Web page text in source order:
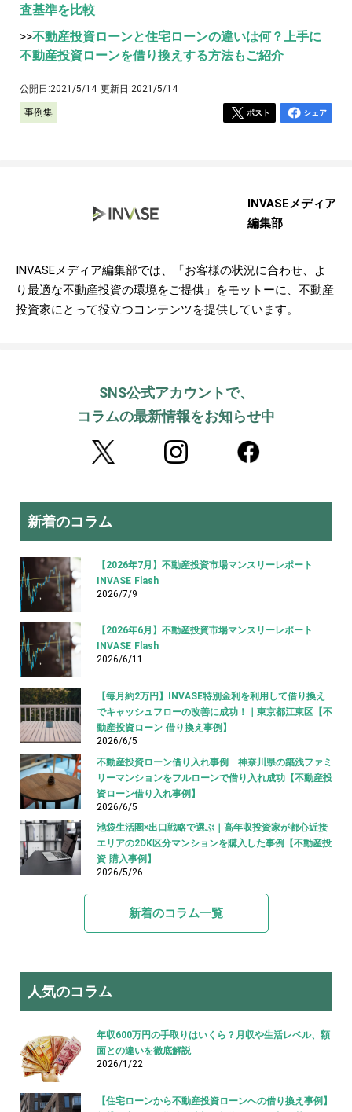
査基準を比較
>>不動産投資ローンと住宅ローンの違いは何？上手に
不動産投資ローンを借り換えする方法もご紹介
公開日:2021/5/14 更新日:2021/5/14
事例集 ポスト シェア
INVASEメディア
編集部
INVASEメディア編集部では、「お客様の状況に合わせ、よ
り最適な不動産投資の環境をご提供」をモットーに、不動産
投資家にとって役立つコンテンツを提供しています。
SNS公式アカウントで、
コラムの最新情報をお知らせ中
新着のコラム
【2026年7月】不動産投資市場マンスリーレポート
INVASE Flash
2026/7/9
【2026年6月】不動産投資市場マンスリーレポート
INVASE Flash
2026/6/11
【毎月約2万円】INVASE特別金利を利用して借り換え
でキャッシュフローの改善に成功！｜東京都江東区【不
動産投資ローン 借り換え事例】
2026/6/5
不動産投資ローン借り入れ事例 神奈川県の築浅ファミ
リーマンションをフルローンで借り入れ成功【不動産投
資ローン借り入れ事例】
2026/6/5
池袋生活圏×出口戦略で選ぶ｜高年収投資家が都心近接
エリアの2DK区分マンションを購入した事例【不動産投
資 購入事例】
2026/5/26
新着のコラム一覧
人気のコラム
年収600万円の手取りはいくら？月収や生活レベル、額
面との違いを徹底解説
2026/1/22
【住宅ローンから不動産投資ローンへの借り換え事例】